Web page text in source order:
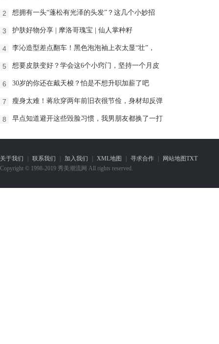
2 想拥有一头“蓬松有光泽的头发”？这几个小妙招
3 护肤好物分享 | 摩洛哥瑰宝 | 仙人掌种籽
4 李沁造型差点翻车！黑色泡泡袖上衣太显“壮”，
5 想要皮肤变好？学会这6个小窍门，坚持一个月皮
6 30岁的你还在戴天梭？怕是不想升职加薪了吧
7 瘦身太难！蒋欣穿两年前旧衣很节俭，身材却反弹
8 早点知道避开这些毁脸习惯，我男朋友都换了一打
关于我们 联系我们 加入我们 XML地图 寻求合作 网站地图TXT
Copyright © 1998-2019 秀美潮流网 All rights reserved.